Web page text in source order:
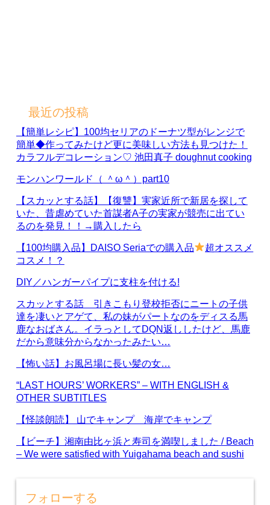
最近の投稿
【簡単レシピ】100均セリアのドーナツ型がレンジで
簡単◆作ってみたけど更に美味しい方法も見つけた！
カラフルデコレーション♡ 池田真子 doughnut cooking
モンハンワールド（ ＾ω＾）part10
【スカッとする話】【復讐】実家近所で新居を探して
いた、昔虐めていた首謀者A子の実家が競売に出てい
るのを発見！！→購入したら
【100均購入品】DAISO Seriaでの購入品
超オススメ
コスメ！？
DIY／ハンガーパイプに支柱を付ける!
スカッとする話 引きこもり登校拒否にニートの子供
達を凄いとアゲて、私の妹がパートなのをディスる馬
鹿なおばさん。イラっとしてDQN返ししたけど、馬鹿
だから意味分からなかったみたい…
【怖い話】お風呂場に長い髪の女…
“LAST HOURS’ WORKERS” – WITH ENGLISH &
OTHER SUBTITLES
【怪談朗読】 山でキャンプ 海岸でキャンプ
【ビーチ】湘南由比ヶ浜と寿司を満喫しました / Beach
– We were satisfied with Yuigahama beach and sushi
フォローする